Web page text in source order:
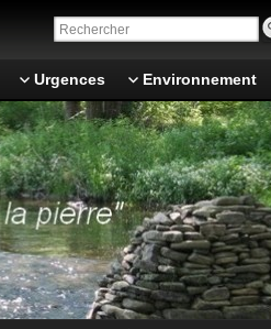
Urgences Environnement